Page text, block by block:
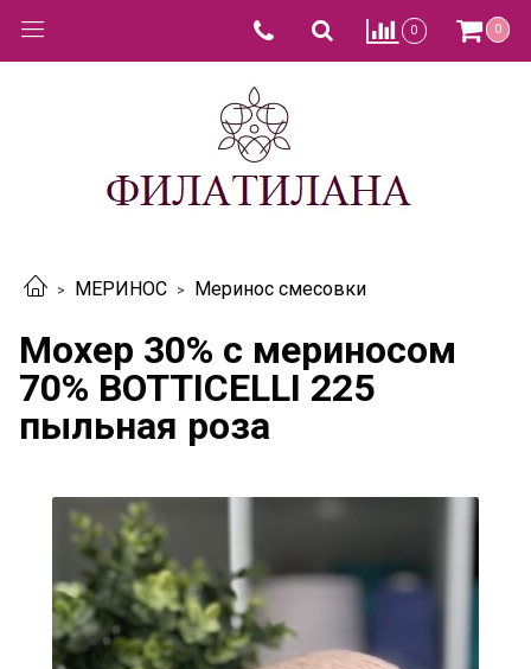
0 0
МЕРИНОС Меринос смесовки
Мохер 30% с мериносом
70% BOTTICELLI 225
пыльная роза